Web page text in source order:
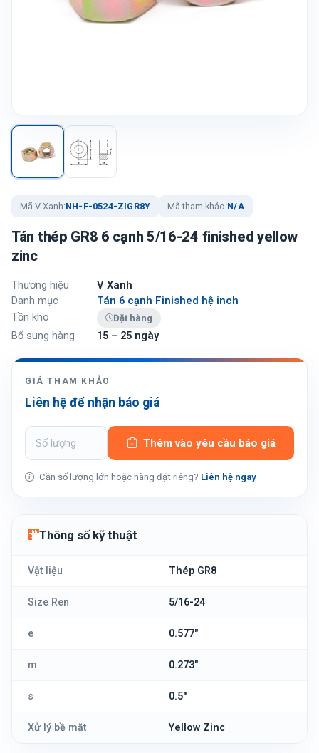
Mã V Xanh:NH-F-0524-ZIGR8Y Mã tham khảo:N/A
Tán thép GR8 6 cạnh 5/16-24 finished yellow
zinc
Thương hiệu
V Xanh
Danh mục
Tán 6 cạnh Finished hệ inch
Tồn kho
Đặt hàng
Bổ sung hàng 15 – 25 ngày
GIÁ THAM KHẢO
Liên hệ để nhận báo giá
Thêm vào yêu cầu báo giá
Cần số lượng lớn hoặc hàng đặt riêng? Liên hệ ngay
Thông số kỹ thuật
Vật liệu Thép GR8
Size Ren 5/16-24
e 0.577"
m 0.273"
s 0.5"
Xử lý bề mặt Yellow Zinc